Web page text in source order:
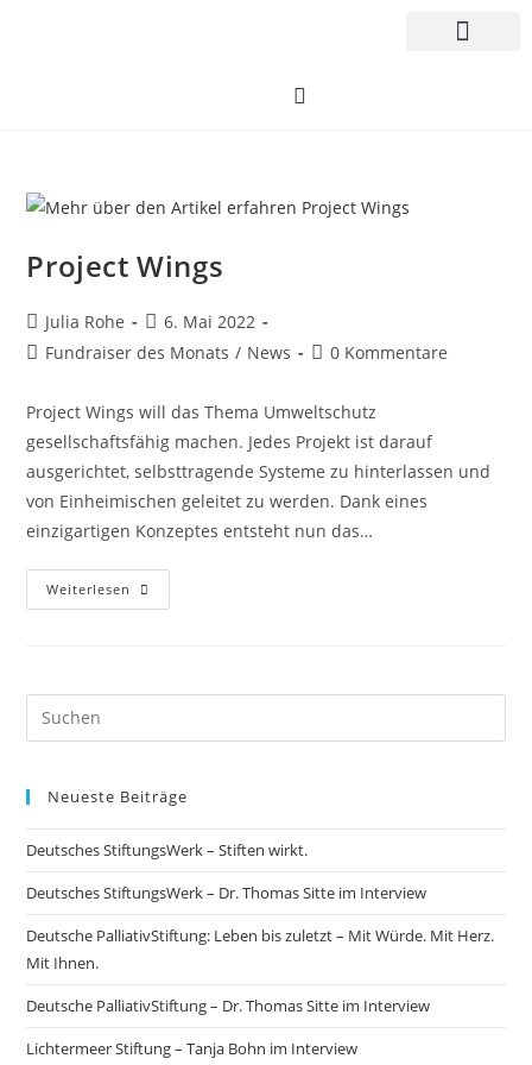
Project Wings
Julia Rohe
6. Mai 2022
Fundraiser des Monats / News 0 Kommentare
Project Wings will das Thema Umweltschutz
gesellschaftsfähig machen. Jedes Projekt ist darauf
ausgerichtet, selbsttragende Systeme zu hinterlassen und
von Einheimischen geleitet zu werden. Dank eines
einzigartigen Konzeptes entsteht nun das…
Weiterlesen
Neueste Beiträge
Deutsches StiftungsWerk – Stiften wirkt.
Deutsches StiftungsWerk – Dr. Thomas Sitte im Interview
Deutsche PalliativStiftung: Leben bis zuletzt – Mit Würde. Mit Herz.
Mit Ihnen.
Deutsche PalliativStiftung – Dr. Thomas Sitte im Interview
Lichtermeer Stiftung – Tanja Bohn im Interview